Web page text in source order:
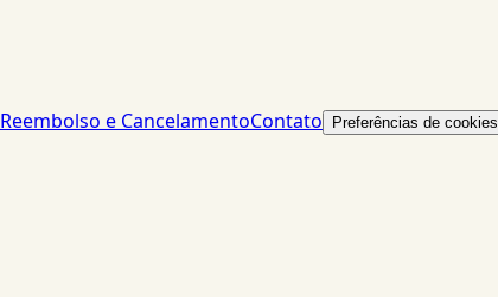
Reembolso e CancelamentoContato Preferências de cookies